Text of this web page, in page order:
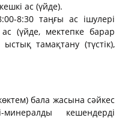
ас (үйде).
8:30 таңғы ас ішулері
(үйде, мектепке барар
тамақтану (түстік),
бала жасына сәйкес
минералды кешендерді